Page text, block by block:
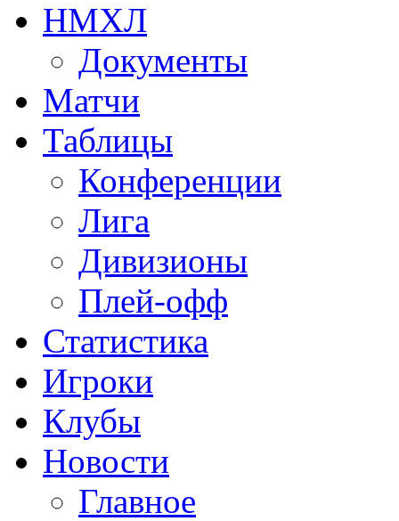
НМХЛ
Документы
Матчи
Таблицы
Конференции
Лига
Дивизионы
Плей-офф
Статистика
Игроки
Клубы
Новости
Главное